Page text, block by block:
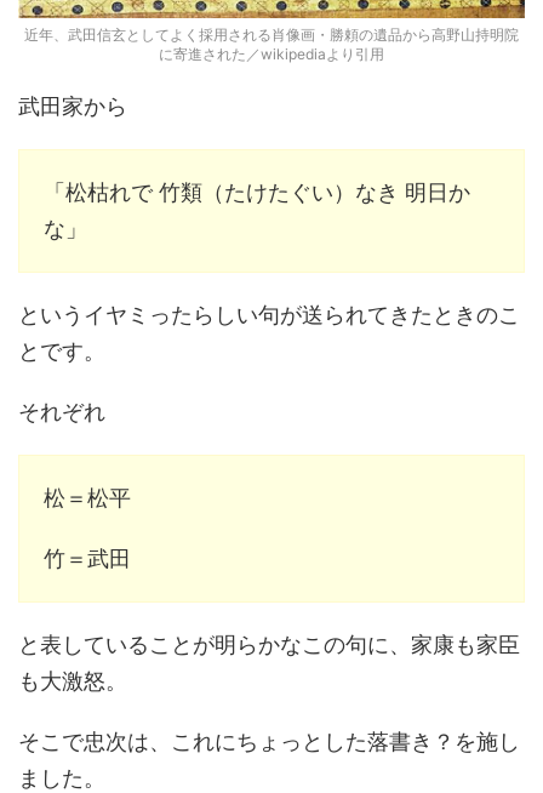
近年、武田信玄としてよく採用される肖像画・勝頼の遺品から高野山持明院
に寄進された／wikipediaより引用
武田家から
「松枯れで 竹類（たけたぐい）なき 明日か
な」
というイヤミったらしい句が送られてきたときのこ
とです。
それぞれ
松＝松平
竹＝武田
と表していることが明らかなこの句に、家康も家臣
も大激怒。
そこで忠次は、これにちょっとした落書き？を施し
ました。